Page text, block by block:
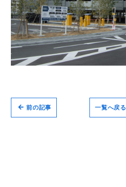
一覧へ戻る
前の記事